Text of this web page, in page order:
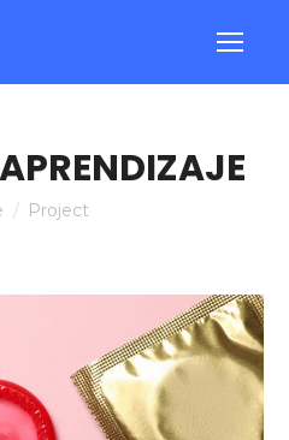
here:
Project